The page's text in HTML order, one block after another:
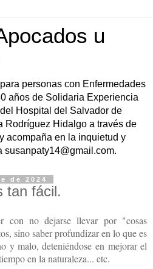
u
personas con Enfermedades
años de Solidaria Experiencia
Hospital del Salvador de
Rodríguez Hidalgo a través de
acompaña en la inquietud y
susanpaty14@gmail.com.
de 2024
tan fácil.
con no dejarse llevar por "cosas
sino saber profundizar en lo que es
y malo, deteniéndose en mejorar el
en la naturaleza... etc.